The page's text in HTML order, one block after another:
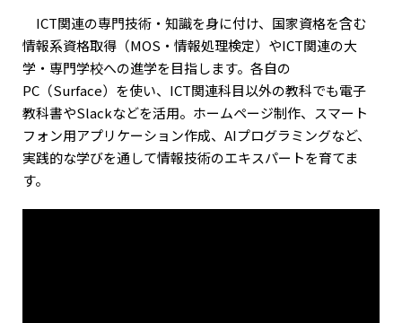
ICT関連の専門技術・知識を身に付け、国家資格を含む
情報系資格取得（MOS・情報処理検定）やICT関連の大
学・専門学校への進学を目指します。各自の
PC（Surface）を使い、ICT関連科目以外の教科でも電子
教科書やSlackなどを活用。ホームページ制作、スマート
フォン用アプリケーション作成、AIプログラミングなど、
実践的な学びを通して情報技術のエキスパートを育てま
す。